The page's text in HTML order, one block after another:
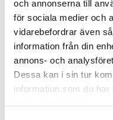
och annonserna till
för sociala medier och
vidarebefordrar även
information från din
annons- och
Dessa kan i sin tur
information som du
Produktinformation
Art.Nr
Bredd (mm)
Djup (mm)